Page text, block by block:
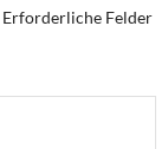
Erforderliche Felder